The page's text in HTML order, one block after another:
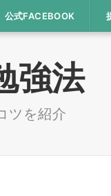
公式FACEBOOK
強法
ツを紹介